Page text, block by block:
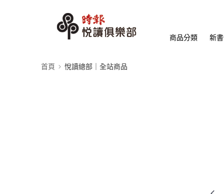
商品分類 新
首頁 悅讀總部｜全站商品